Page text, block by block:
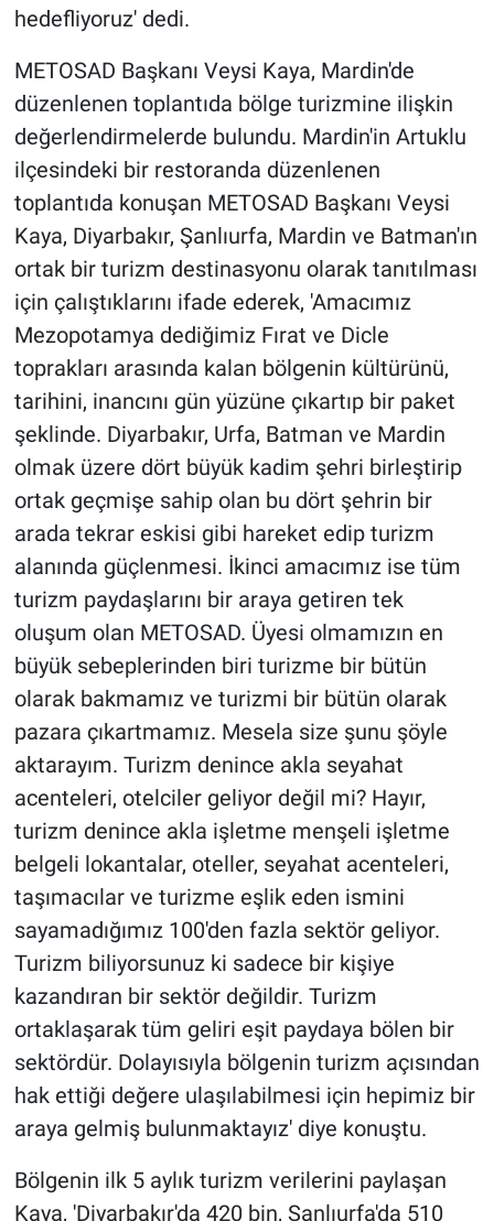
hedefliyoruz' dedi.
METOSAD Başkanı Veysi Kaya, Mardin'de
düzenlenen toplantıda bölge turizmine ilişkin
değerlendirmelerde bulundu. Mardin'in Artuklu
ilçesindeki bir restoranda düzenlenen
toplantıda konuşan METOSAD Başkanı Veysi
Kaya, Diyarbakır, Şanlıurfa, Mardin ve Batman'ın
ortak bir turizm destinasyonu olarak tanıtılması
için çalıştıklarını ifade ederek, 'Amacımız
Mezopotamya dediğimiz Fırat ve Dicle
toprakları arasında kalan bölgenin kültürünü,
tarihini, inancını gün yüzüne çıkartıp bir paket
şeklinde. Diyarbakır, Urfa, Batman ve Mardin
olmak üzere dört büyük kadim şehri birleştirip
ortak geçmişe sahip olan bu dört şehrin bir
arada tekrar eskisi gibi hareket edip turizm
alanında güçlenmesi. İkinci amacımız ise tüm
turizm paydaşlarını bir araya getiren tek
oluşum olan METOSAD. Üyesi olmamızın en
büyük sebeplerinden biri turizme bir bütün
olarak bakmamız ve turizmi bir bütün olarak
pazara çıkartmamız. Mesela size şunu şöyle
aktarayım. Turizm denince akla seyahat
acenteleri, otelciler geliyor değil mi? Hayır,
turizm denince akla işletme menşeli işletme
belgeli lokantalar, oteller, seyahat acenteleri,
taşımacılar ve turizme eşlik eden ismini
sayamadığımız 100'den fazla sektör geliyor.
Turizm biliyorsunuz ki sadece bir kişiye
kazandıran bir sektör değildir. Turizm
ortaklaşarak tüm geliri eşit paydaya bölen bir
sektördür. Dolayısıyla bölgenin turizm açısından
hak ettiği değere ulaşılabilmesi için hepimiz bir
araya gelmiş bulunmaktayız' diye konuştu.
Bölgenin ilk 5 aylık turizm verilerini paylaşan
Kaya, 'Diyarbakır'da 420 bin, Şanlıurfa'da 510